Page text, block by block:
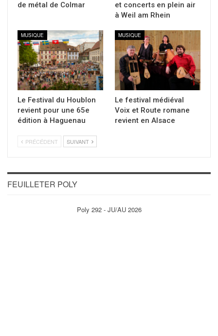
de métal de Colmar
et concerts en plein air
à Weil am Rhein
MUSIQUE
Le Festival du Houblon
revient pour une 65e
édition à Haguenau
MUSIQUE
Le festival médiéval
Voix et Route romane
revient en Alsace
PRÉCÉDENT SUIVANT
FEUILLETER POLY
Poly 292 - JU/AU 2026